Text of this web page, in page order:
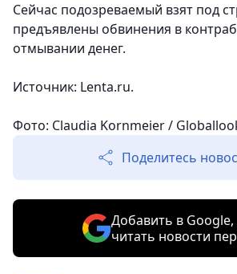
Сейчас подозреваемый взят под
предъявлены обвинения в
отмывании денег.
Источник: Lenta.ru.
Фото: Claudia Kornmeier /
Поделитесь
Добавить в
читать новости